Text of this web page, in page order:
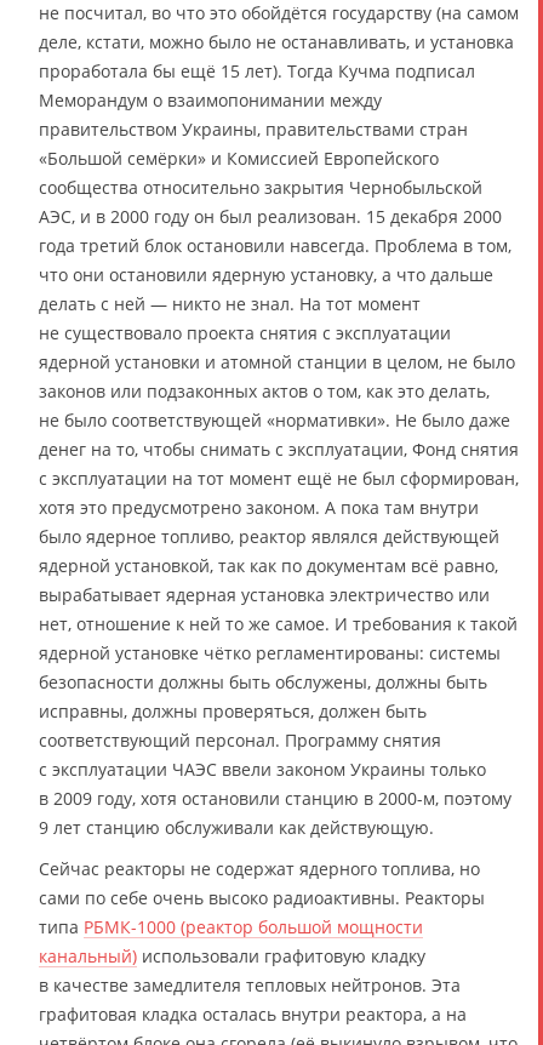
не посчитал, во что это обойдётся государству (на самом
деле, кстати, можно было не останавливать, и установка
проработала бы ещё 15 лет). Тогда Кучма подписал
Меморандум о взаимопонимании между
правительством Украины, правительствами стран
«Большой семёрки» и Комиссией Европейского
сообщества относительно закрытия Чернобыльской
АЭС, и в 2000 году он был реализован. 15 декабря 2000
года третий блок остановили навсегда. Проблема в том,
что они остановили ядерную установку, а что дальше
делать с ней — никто не знал. На тот момент
не существовало проекта снятия с эксплуатации
ядерной установки и атомной станции в целом, не было
законов или подзаконных актов о том, как это делать,
не было соответствующей «нормативки». Не было даже
денег на то, чтобы снимать с эксплуатации, Фонд снятия
с эксплуатации на тот момент ещё не был сформирован,
хотя это предусмотрено законом. А пока там внутри
было ядерное топливо, реактор являлся действующей
ядерной установкой, так как по документам всё равно,
вырабатывает ядерная установка электричество или
нет, отношение к ней то же самое. И требования к такой
ядерной установке чётко регламентированы: системы
безопасности должны быть обслужены, должны быть
исправны, должны проверяться, должен быть
соответствующий персонал. Программу снятия
с эксплуатации ЧАЭС ввели законом Украины только
в 2009 году, хотя остановили станцию в 2000-м, поэтому
9 лет станцию обслуживали как действующую.
Сейчас реакторы не содержат ядерного топлива, но
сами по себе очень высоко радиоактивны. Реакторы
типа РБМК-1000 (реактор большой мощности
канальный) использовали графитовую кладку
в качестве замедлителя тепловых нейтронов. Эта
графитовая кладка осталась внутри реактора, а на